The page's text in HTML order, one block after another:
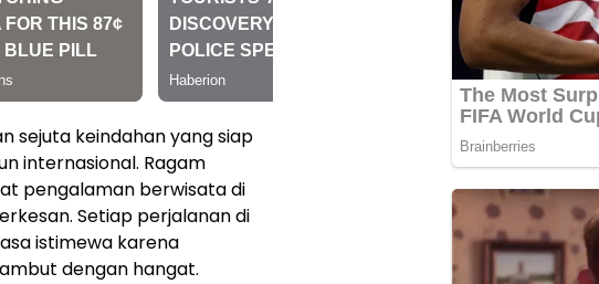
sejuta keindahan yang siap
internasional. Ragam
pengalaman berwisata di
Setiap perjalanan di
istimewa karena
dengan hangat.